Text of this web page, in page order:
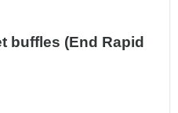
buffles (End Rapid